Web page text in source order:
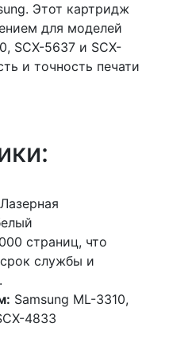
Этот картридж
для моделей
SCX-5637 и SCX-
и точность печати
Лазерная
страниц, что
службы и
Samsung ML-3310,
4833